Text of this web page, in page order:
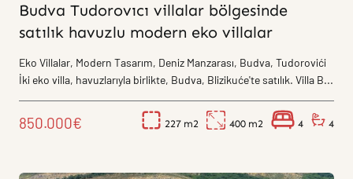
Budva Tudorovıcı villalar bölgesinde
satılık havuzlu modern eko villalar
Eko Villalar, Modern Tasarım, Deniz Manzarası, Budva, Tudorovići
İki eko villa, havuzlarıyla birlikte, Budva, Blizikuće'te satılık. Villa B...
850.000€ 227 400 4 4